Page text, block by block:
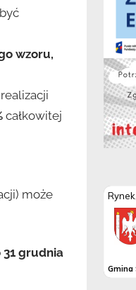
wzoru,
całkowitej
może
31 grudnia